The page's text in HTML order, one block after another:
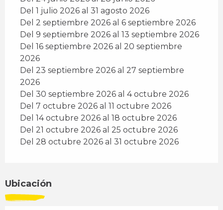
Del 1 julio 2026 al 31 agosto 2026
Del 2 septiembre 2026 al 6 septiembre 2026
Del 9 septiembre 2026 al 13 septiembre 2026
Del 16 septiembre 2026 al 20 septiembre
2026
Del 23 septiembre 2026 al 27 septiembre
2026
Del 30 septiembre 2026 al 4 octubre 2026
Del 7 octubre 2026 al 11 octubre 2026
Del 14 octubre 2026 al 18 octubre 2026
Del 21 octubre 2026 al 25 octubre 2026
Del 28 octubre 2026 al 31 octubre 2026
Ubicación